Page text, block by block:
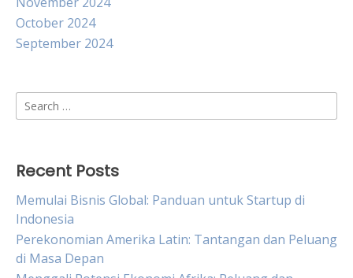
October 2024
September 2024
Search
for:
Recent Posts
Memulai Bisnis Global: Panduan untuk Startup di
Indonesia
Perekonomian Amerika Latin: Tantangan dan Peluang
di Masa Depan